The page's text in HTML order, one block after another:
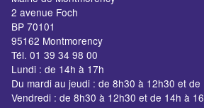
extension du
groupe scolaire
Ferry : un projet, 2
enjeux majeurs
101 avenue Charles de
Gaulle
2 avenue Foch
BP 70101
95162 Montmorency
Tél. 01 39 34 98 00
Lundi : de 14h à 17h
Du mardi au jeudi : de 8h30 à 12h30 et de
Vendredi : de 8h30 à 12h30 et de 14h à